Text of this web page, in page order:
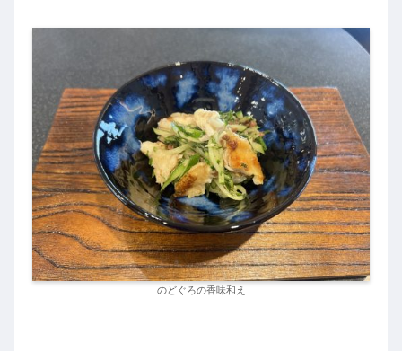
のどぐろの香味和え